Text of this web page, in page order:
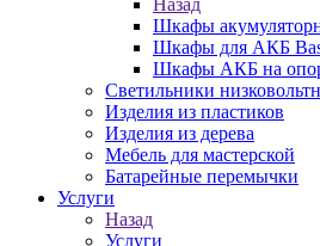
Назад
Шкафы
Шкафы для АКБ
Шкафы АКБ на
Светильники
Изделия из пластиков
Изделия из дерева
Мебель для мастерской
Батарейные перемычки
Услуги
Назад
Услуги